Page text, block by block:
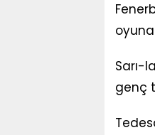
Sarı-
genç